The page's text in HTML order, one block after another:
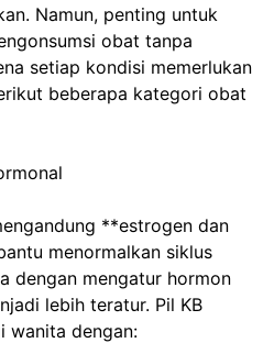
Namun, penting untuk
obat tanpa
setiap kondisi memerlukan
beberapa kategori obat
**estrogen dan
menormalkan siklus
dengan mengatur hormon
lebih teratur. Pil KB
wanita dengan: